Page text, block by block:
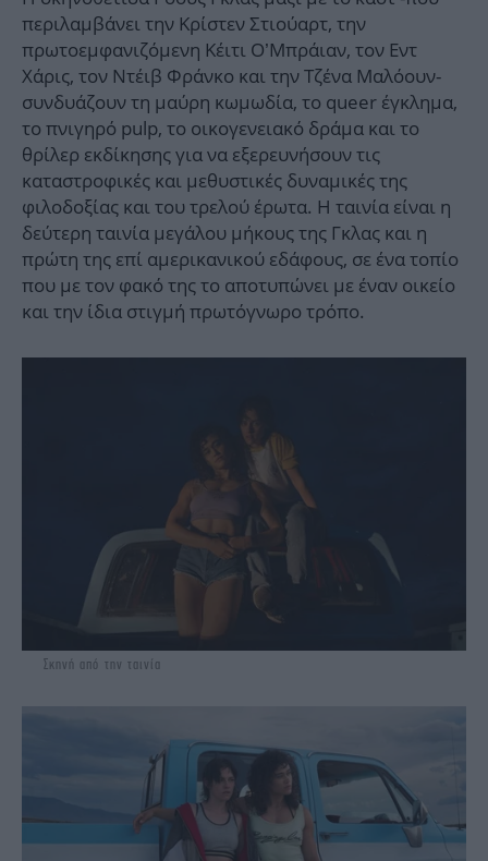
περιλαμβάνει την Κρίστεν Στιούαρτ, την
πρωτοεμφανιζόμενη Κέιτι Ο’Μπράιαν, τον Εντ
Χάρις, τον Ντέιβ Φράνκο και την Τζένα Μαλόουν-
συνδυάζουν τη μαύρη κωμωδία, το queer έγκλημα,
το πνιγηρό pulp, το οικογενειακό δράμα και το
θρίλερ εκδίκησης για να εξερευνήσουν τις
καταστροφικές και μεθυστικές δυναμικές της
φιλοδοξίας και του τρελού έρωτα. Η ταινία είναι η
δεύτερη ταινία μεγάλου μήκους της Γκλας και η
πρώτη της επί αμερικανικού εδάφους, σε ένα τοπίο
που με τον φακό της το αποτυπώνει με έναν οικείο
και την ίδια στιγμή πρωτόγνωρο τρόπο.
Σκηνή από την ταινία